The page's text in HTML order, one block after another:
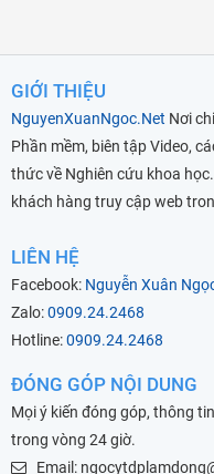
GIỚI THIỆU
NguyenXuanNgoc.Net Nơi
Phần mềm, biên tập Video,
thức về Nghiên cứu khoa
khách hàng truy cập web
LIÊN HỆ
Facebook: Nguyễn Xuân
Zalo:0909.24.2468
Hotline:0909.24.2468
ĐÓNG GÓP NỘI DUNG
Mọi ý kiến đóng góp, thông
trong vòng 24 giờ.
Email: